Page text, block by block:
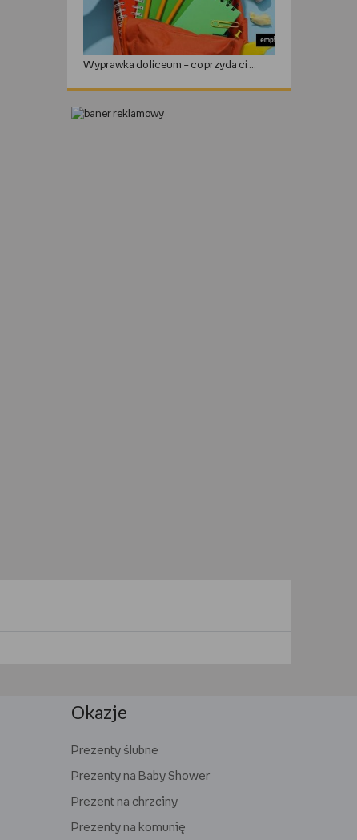
Wyprawka do liceum – co przyda ci się w roku szkolnym?
Okazje
Prezenty ślubne
Prezenty na Baby Shower
Prezent na chrzciny
Prezenty na komunię